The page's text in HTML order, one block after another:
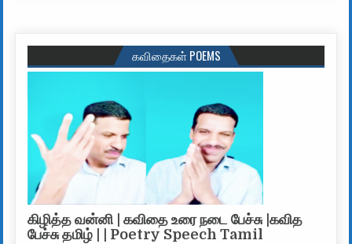
கவிதைகள் POEMS
கிழித்த வன்னி | கவிதை உரை நடை பேச்சு |கவித
பேச்சு தமிழ் | | Poetry Speech Tamil